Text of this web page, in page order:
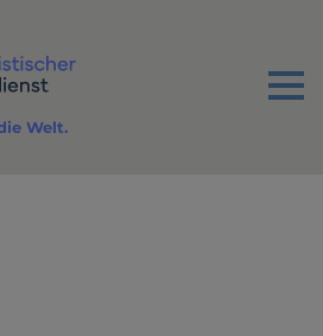
Menu
Welt.